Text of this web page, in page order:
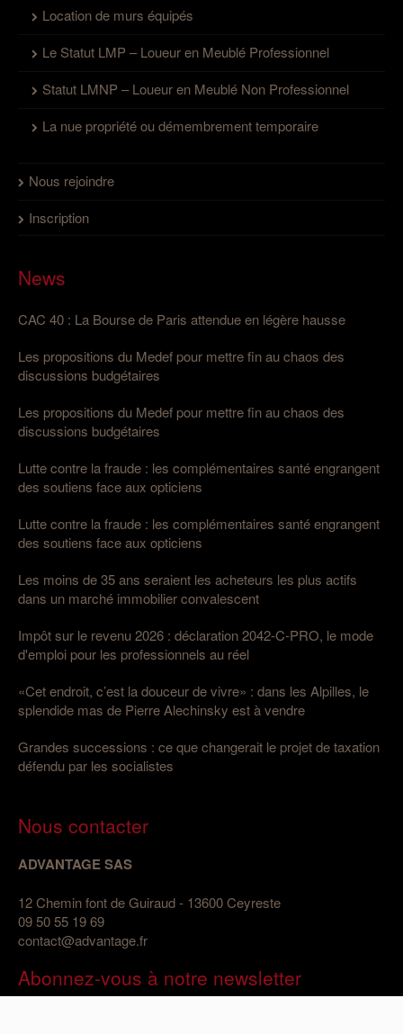
Location de murs équipés
Le Statut LMP – Loueur en Meublé Professionnel
Statut LMNP – Loueur en Meublé Non Professionnel
La nue propriété ou démembrement temporaire
Nous rejoindre
Inscription
News
CAC 40 : La Bourse de Paris attendue en légère hausse
Les propositions du Medef pour mettre fin au chaos des
discussions budgétaires
Les propositions du Medef pour mettre fin au chaos des
discussions budgétaires
Lutte contre la fraude : les complémentaires santé engrangent
des soutiens face aux opticiens
Lutte contre la fraude : les complémentaires santé engrangent
des soutiens face aux opticiens
Les moins de 35 ans seraient les acheteurs les plus actifs
dans un marché immobilier convalescent
Impôt sur le revenu 2026 : déclaration 2042-C-PRO, le mode
d'emploi pour les professionnels au réel
«Cet endroit, c’est la douceur de vivre» : dans les Alpilles, le
splendide mas de Pierre Alechinsky est à vendre
Grandes successions : ce que changerait le projet de taxation
défendu par les socialistes
Nous contacter
ADVANTAGE SAS
12 Chemin font de Guiraud - 13600 Ceyreste
09 50 55 19 69
contact@advantage.fr
Abonnez-vous à notre newsletter